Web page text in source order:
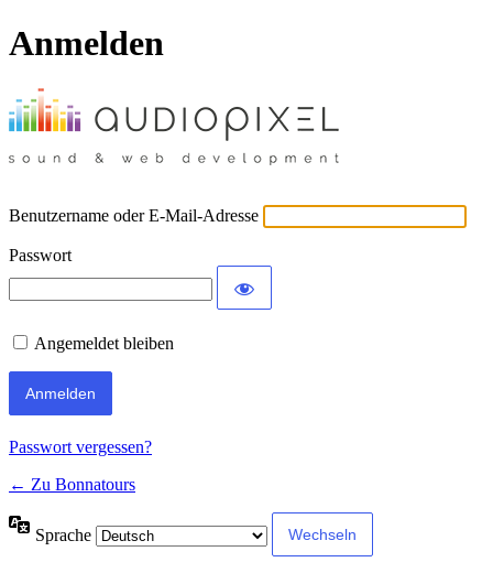
Anmelden
Benutzername oder E-Mail-Adresse
Passwort
Angemeldet bleiben
Passwort vergessen?
← Zu Bonnatours
Sprache